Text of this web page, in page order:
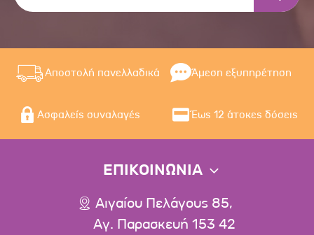
Αποστολή πανελλαδικά Άμεση εξυπηρέτηση
Ασφαλείς συναλαγές Έως 12 άτοκες δόσεις
ΕΠΙΚΟΙΝΩΝΙΑ
Αιγαίου Πελάγους 85,
Αγ. Παρασκευή 153 42